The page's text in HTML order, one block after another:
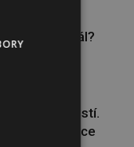
malé děti dál?
samozřejmostí.
reprodukce